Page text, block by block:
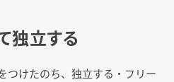
独立する
つけたのち、独立する・フリー